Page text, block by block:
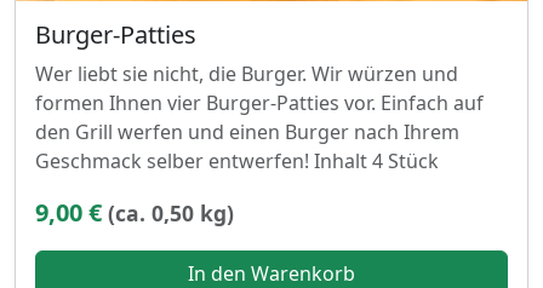
Burger-Patties
Wer liebt sie nicht, die Burger. Wir würzen und
formen Ihnen vier Burger-Patties vor. Einfach auf
den Grill werfen und einen Burger nach Ihrem
Geschmack selber entwerfen! Inhalt 4 Stück
9,00 € (ca. 0,50 kg)
In den Warenkorb